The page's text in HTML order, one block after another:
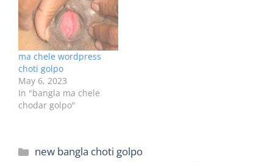
ma chele wordpress
choti golpo
May 6, 2023
In "bangla ma chele
chodar golpo"
Categories
new bangla choti golpo